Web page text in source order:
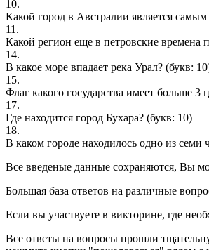
10.
Какой город в Австралии является
11.
Какой регион еще в петровские
14.
В какое море впадает река Урал? (букв:
15.
Флаг какого государства имеет больше 3
17.
Где находится город Бухара? (букв: 10)
18.
В каком городе находилось одно из
Все введеные данные сохраняются, Вы
Большая база ответов на различные
Если вы участвуете в викторине, где
Все ответы на вопросы прошли